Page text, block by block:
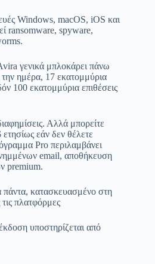
Windows, macOS, iOS και
ransomware, spyware,
γενικά μπλοκάρει πάνω
την ημέρα, 17 εκατομμύρια
100 εκατομμύρια επιθέσεις
Αλλά μπορείτε
εάν δεν θέλετε
Pro περιλαμβάνει
email, αποθήκευση
premium.
πάντα, κατασκευασμένο στη
πλατφόρμες
υποστηρίζεται από